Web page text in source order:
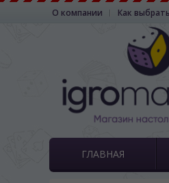
О компании Как
ГЛАВНАЯ